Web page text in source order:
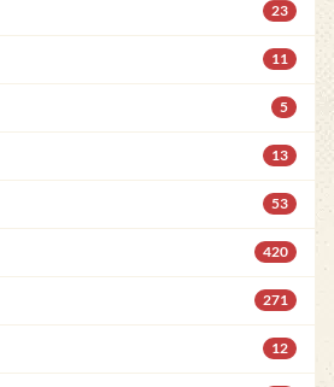
23
11
5
13
53
420
271
12